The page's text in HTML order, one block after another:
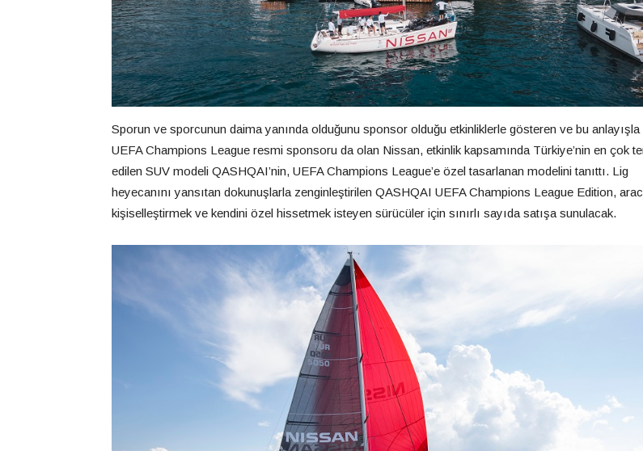
Sporun ve sporcunun daima yanında olduğunu sponsor olduğu etkinliklerle gösteren ve bu anlayışla
UEFA Champions League resmi sponsoru da olan Nissan, etkinlik kapsamında Türkiye’nin en çok
edilen SUV modeli QASHQAI’nin, UEFA Champions League’e özel tasarlanan modelini tanıttı. Lig
heyecanını yansıtan dokunuşlarla zenginleştirilen QASHQAI UEFA Champions League Edition,
kişiselleştirmek ve kendini özel hissetmek isteyen sürücüler için sınırlı sayıda satışa sunulacak.